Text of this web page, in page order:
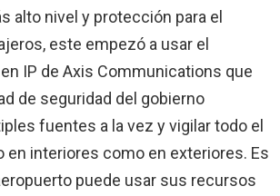
alto nivel y protección para el
este empezó a usar el
IP de Axis Communications que
de seguridad del gobierno
fuentes a la vez y vigilar todo el
en interiores como en exteriores. Es
puede usar sus recursos